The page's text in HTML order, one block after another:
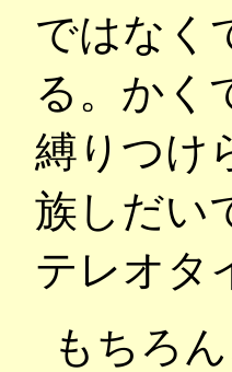
ではなく
る。かく
縛りつけ
族しだい
テレオタ
もちろ